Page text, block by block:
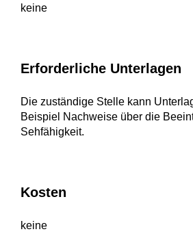
keine
Erforderliche Unterlagen
Die zuständige Stelle kann
Beispiel Nachweise über die
Sehfähigkeit.
Kosten
keine